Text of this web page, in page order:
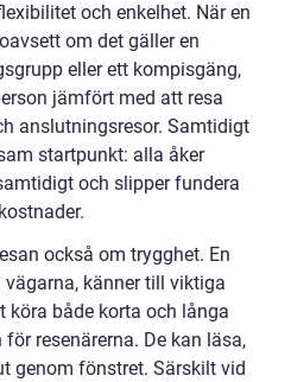
och enkelhet. När en
om det gäller en
eller ett kompisgäng,
jämfört med att resa
anslutningsresor. Samtidigt
startpunkt: alla åker
och slipper fundera
också om trygghet. En
känner till viktiga
köra både korta och långa
resenärerna. De kan läsa,
genom fönstret. Särskilt vid